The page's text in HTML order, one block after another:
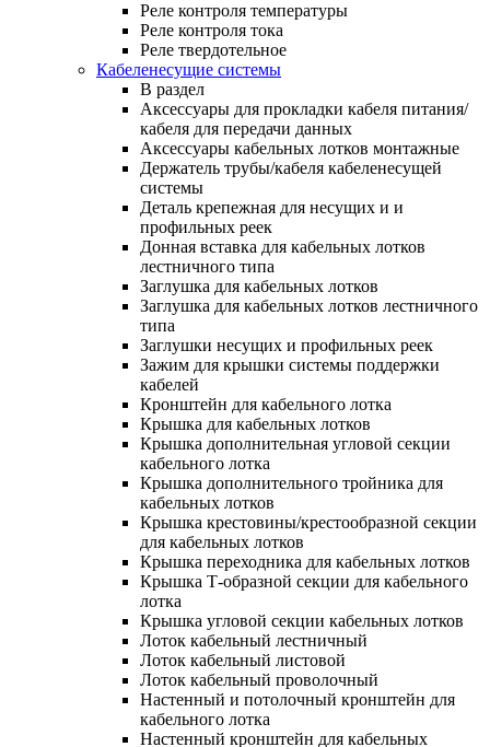
Реле контроля температуры
Реле контроля тока
Реле твердотельное
Кабеленесущие системы
В раздел
Аксессуары для прокладки кабеля питания/
кабеля для передачи данных
Аксессуары кабельных лотков монтажные
Держатель трубы/кабеля кабеленесущей
системы
Деталь крепежная для несущих и и
профильных реек
Донная вставка для кабельных лотков
лестничного типа
Заглушка для кабельных лотков
Заглушка для кабельных лотков лестничного
типа
Заглушки несущих и профильных реек
Зажим для крышки системы поддержки
кабелей
Кронштейн для кабельного лотка
Крышка для кабельных лотков
Крышка дополнительная угловой секции
кабельного лотка
Крышка дополнительного тройника для
кабельных лотков
Крышка крестовины/крестообразной секции
для кабельных лотков
Крышка переходника для кабельных лотков
Крышка Т-образной секции для кабельного
лотка
Крышка угловой секции кабельных лотков
Лоток кабельный лестничный
Лоток кабельный листовой
Лоток кабельный проволочный
Настенный и потолочный кронштейн для
кабельного лотка
Настенный кронштейн для кабельных